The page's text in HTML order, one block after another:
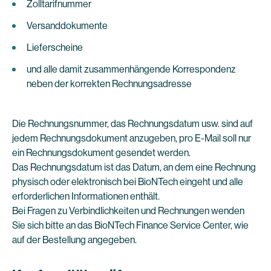
Zolltarifnummer
Versanddokumente
Lieferscheine
und alle damit zusammenhängende Korrespondenz
neben der korrekten Rechnungsadresse
Die Rechnungsnummer, das Rechnungsdatum usw. sind auf
jedem Rechnungsdokument anzugeben, pro E-Mail soll nur
ein Rechnungsdokument gesendet werden.
Das Rechnungsdatum ist das Datum, an dem eine Rechnung
physisch oder elektronisch bei BioNTech eingeht und alle
erforderlichen Informationen enthält.
Bei Fragen zu Verbindlichkeiten und Rechnungen wenden
Sie sich bitte an das BioNTech Finance Service Center, wie
auf der Bestellung angegeben.